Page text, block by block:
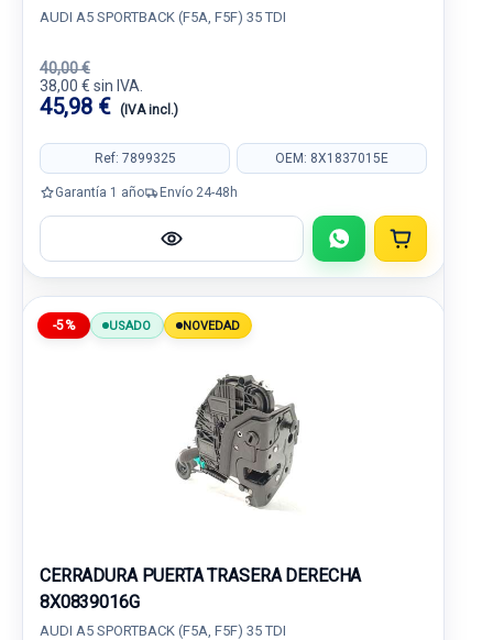
AUDI A5 SPORTBACK (F5A, F5F) 35 TDI
40,00 €
38,00 € sin IVA.
45,98 € (IVA incl.)
Ref: 7899325 OEM: 8X1837015E
Garantía 1 año Envío 24-48h
-5% USADO NOVEDAD
CERRADURA PUERTA TRASERA DERECHA
8X0839016G
AUDI A5 SPORTBACK (F5A, F5F) 35 TDI